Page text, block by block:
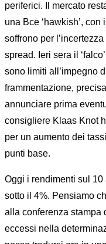
periferici. Il mercato
una Bce ‘hawkish’,
soffrono per
spread. Ieri sera il
sono limiti all’impegno
frammentazione,
annunciare prima
consigliere Klaas Knot
per un aumento dei
punti base.
Oggi i rendimenti sul
sotto il 4%. Pensiamo
alla conferenza stampa
eccessi nella